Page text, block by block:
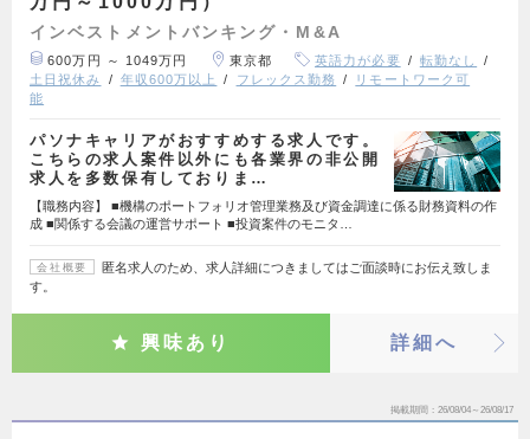
インベストメントバンキング・M&A
600万円 ～ 1049万円 東京都 英語力が必要
転勤なし
土日祝休み
年収600万以上 フレックス勤務
リモートワーク可
能
パソナキャリアがおすすめする求人です。
こちらの求人案件以外にも各業界の非公開
求人を多数保有しておりま…
【職務内容】 ■機構のポートフォリオ管理業務及び資金調達に係る財務資料の作
成 ■関係する会議の運営サポート ■投資案件のモニタ…
会社概要
匿名求人のため、求人詳細につきましてはご面談時にお伝え致しま
す。
興味あり 詳細へ
掲載期間 26/08/04～26/08/17